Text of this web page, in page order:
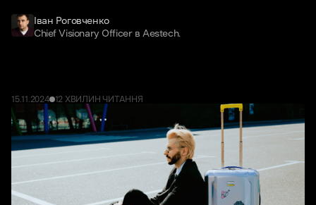
Іван Роговченко
Chief Visionary Officer в Aestech.
15. 11 2024 12 ХВИЛИН ЧИТАННЯ